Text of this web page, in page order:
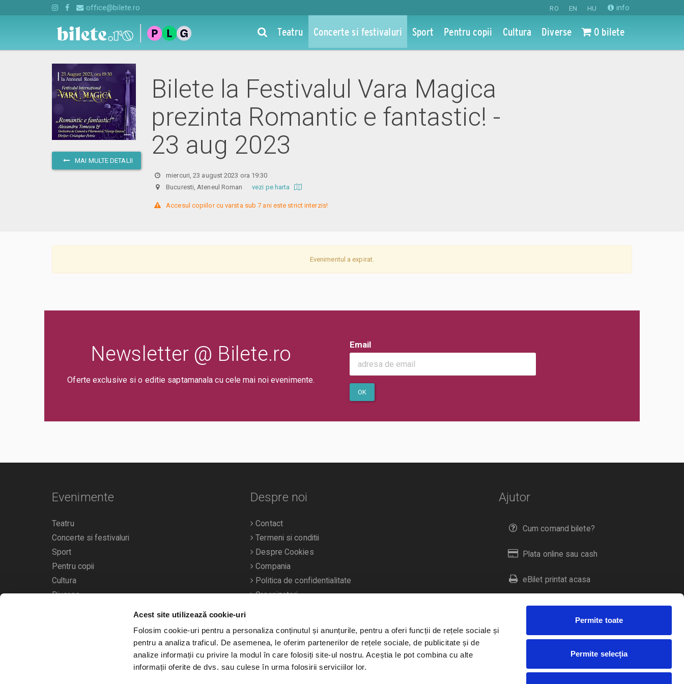
Acest site utilizează cookie-uri
Folosim cookie-uri pentru a personaliza conținutul și anunțurile, pentru a oferi funcții de rețele sociale și
pentru a analiza traficul. De asemenea, le oferim partenerilor de rețele sociale, de publicitate și de
analize informații cu privire la modul în care folosiți site-ul nostru. Aceștia le pot combina cu alte
informații oferite de dvs. sau culese în urma folosirii serviciilor lor.
Permite toate
Permite selecția
RO EN HU info
office@bilete.ro
Teatru Concerte si festivaluri Sport Pentru copii Cultura Diverse 0 bilete
MAI MULTE DETALII
Bilete la Festivalul Vara Magica
prezinta Romantic e fantastic! -
23 aug 2023
miercuri, 23 august 2023 ora 19:30
Bucuresti, Ateneul Romanvezi pe harta
Accesul copiilor cu varsta sub 7 ani este strict interzis!
Evenimentul a expirat.
Newsletter @ Bilete.ro
Oferte exclusive si o editie saptamanala cu cele mai noi evenimente.
Email
OK
Ajutor
Cum comand bilete?
Plata online sau cash
eBilet printat acasa
Livrare prin curier
Duplicare bilete
Evenimente
Teatru
Concerte si festivaluri
Sport
Pentru copii
Cultura
Diverse
Calendarul evenimentelor
Despre noi
Contact
Termeni si conditii
Despre Cookies
Compania
Politica de confidentialitate
Organizatori